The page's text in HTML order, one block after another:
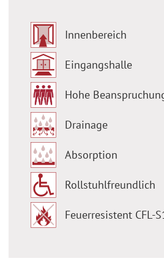
Innenbereich
Eingangshalle
Hohe
Drainage
Absorption
Rollstuhlfreundlich
Feuerresistent CFL-